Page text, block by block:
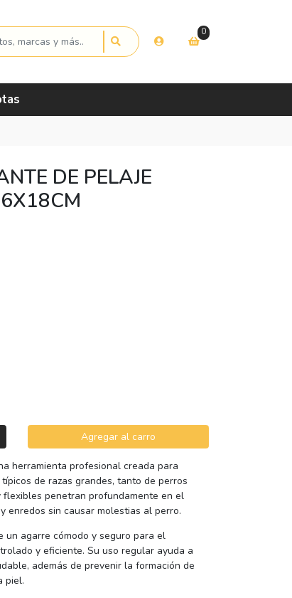
0
DE PELAJE
Agregar al carro
herramienta profesional creada para
de razas grandes, tanto de perros
penetran profundamente en el
enredos sin causar molestias al perro.
un agarre cómodo y seguro para el
y eficiente. Su uso regular ayuda a
además de prevenir la formación de
piel.